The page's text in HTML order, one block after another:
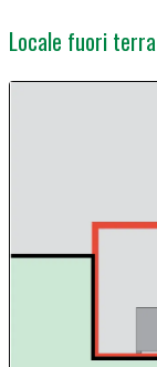
Locale fuori terra